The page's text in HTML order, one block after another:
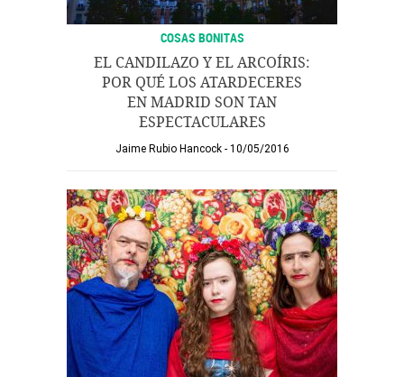
COSAS BONITAS
EL CANDILAZO Y EL ARCOÍRIS:
POR QUÉ LOS ATARDECERES
EN MADRID SON TAN
ESPECTACULARES
Jaime Rubio Hancock 10/05/2016